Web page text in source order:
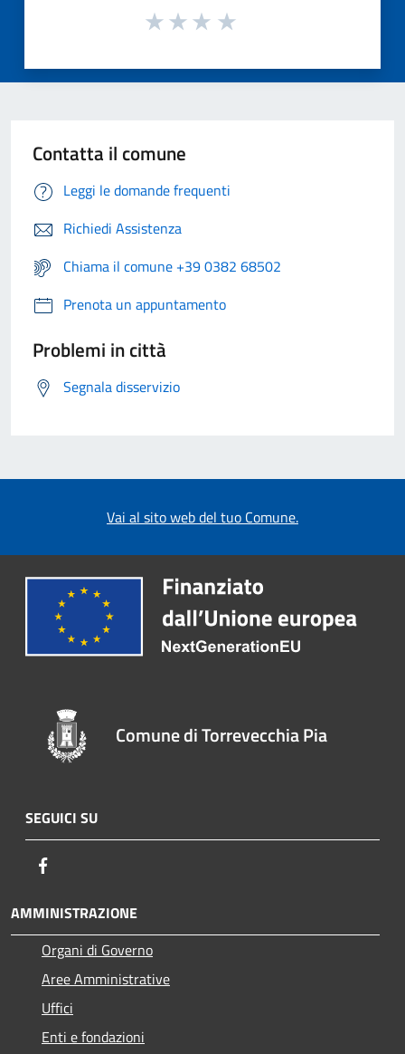
Contatta il comune
Leggi le domande frequenti
Richiedi Assistenza
Chiama il comune +39 0382 68502
Prenota un appuntamento
Problemi in città
Segnala disservizio
Vai al sito web del tuo Comune.
Comune di Torrevecchia Pia
SEGUICI SU
AMMINISTRAZIONE
Organi di Governo
Aree Amministrative
Uffici
Enti e fondazioni